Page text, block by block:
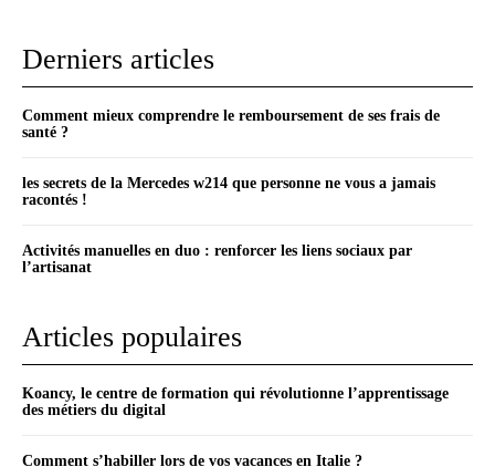
Derniers articles
Comment mieux comprendre le remboursement de ses frais de
santé ?
les secrets de la Mercedes w214 que personne ne vous a jamais
racontés !
Activités manuelles en duo : renforcer les liens sociaux par
l’artisanat
Articles populaires
Koancy, le centre de formation qui révolutionne l’apprentissage
des métiers du digital
Comment s’habiller lors de vos vacances en Italie ?